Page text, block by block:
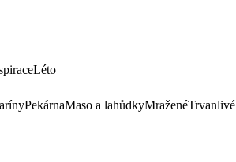
Léto
PekárnaMaso a lahůdkyMraženéTrvanlivé